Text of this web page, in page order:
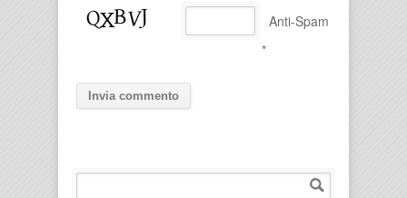
Anti-Spam
*